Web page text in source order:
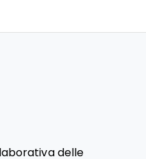
delle